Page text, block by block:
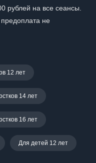
рублей на все сеансы.
не
12 лет
14 лет
16 лет
Для детей 12 лет